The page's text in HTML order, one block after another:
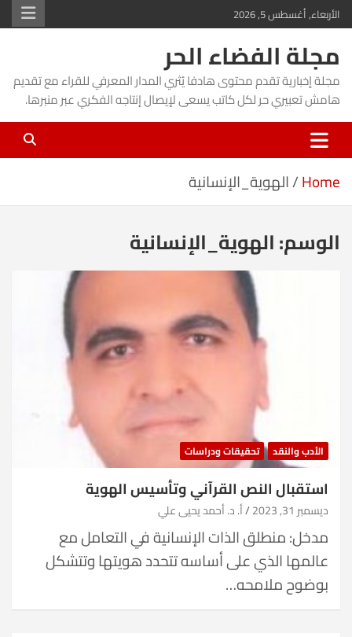
Skip
to
content
الأربعاء, أغسطس 5, 2026
مجلة الفضاء الحر
مجلة إخبارية تقدم محتوى هادفا يُثري المدار المعرفي للقراء مع تقديم
هامش تعبيري حر لكل كاتب يسعى لإيصال إنتاجه الفكري عبر منبرها.
Home الهوية_الإنسانية
الوسم:الهوية_الإنسانية
الأدب والنقد تحقيقات ودراسات
استقبال النص القرآني وتأسيس الهوية
ديسمبر 31, 2023 أ. د. أحمد يحيى علي
مدخل: منطلق الذات الإنسانية في التعامل مع
عالمها الذي على أساسه تتحدد هويتها وتتشكل
بوضوح ملامحه…